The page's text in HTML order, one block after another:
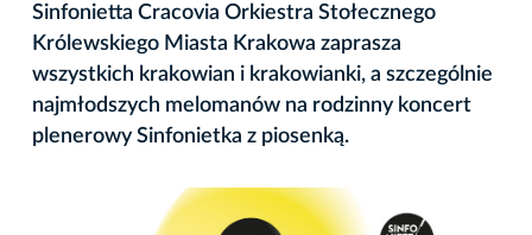
Sinfonietta Cracovia Orkiestra Stołecznego
Królewskiego Miasta Krakowa zaprasza
wszystkich krakowian i krakowianki, a szczególnie
najmłodszych melomanów na rodzinny koncert
plenerowy Sinfonietka z piosenką.